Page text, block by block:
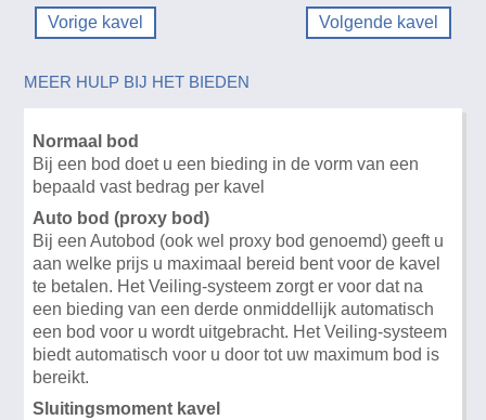
Vorige kavel Volgende kavel
MEER HULP BIJ HET BIEDEN
Normaal bod
Bij een bod doet u een bieding in de vorm van een
bepaald vast bedrag per kavel
Auto bod (proxy bod)
Bij een Autobod (ook wel proxy bod genoemd) geeft u
aan welke prijs u maximaal bereid bent voor de kavel
te betalen. Het Veiling-systeem zorgt er voor dat na
een bieding van een derde onmiddellijk automatisch
een bod voor u wordt uitgebracht. Het Veiling-systeem
biedt automatisch voor u door tot uw maximum bod is
bereikt.
Sluitingsmoment kavel